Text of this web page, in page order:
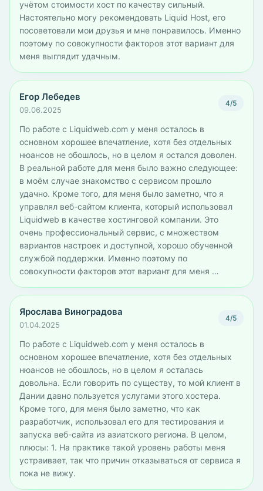
учётом стоимости хост по качеству сильный.
Настоятельно могу рекомендовать Liquid Host, его
посоветовали мои друзья и мне понравилось. Именно
поэтому по совокупности факторов этот вариант для
меня выглядит удачным.
Егор Лебедев
09.06.2025
4/5
По работе с Liquidweb.com у меня осталось в
основном хорошее впечатление, хотя без отдельных
нюансов не обошлось, но в целом я остался доволен.
В реальной работе для меня было важно следующее:
в моём случае знакомство с сервисом прошло
удачно. Кроме того, для меня было заметно, что я
управлял веб-сайтом клиента, который использовал
Liquidweb в качестве хостинговой компании. Это
очень профессиональный сервис, с множеством
вариантов настроек и доступной, хорошо обученной
службой поддержки. Именно поэтому по
совокупности факторов этот вариант для меня …
Ярослава Виноградова
01.04.2025
4/5
По работе с Liquidweb.com у меня осталось в
основном хорошее впечатление, хотя без отдельных
нюансов не обошлось, но в целом я осталась
довольна. Если говорить по существу, то мой клиент в
Дании давно пользуется услугами этого хостера.
Кроме того, для меня было заметно, что как
разработчик, использовал его для тестирования и
запуска веб-сайта из азиатского региона. В целом,
плюсы: 1. На практике такой уровень работы меня
устраивает, так что причин отказываться от сервиса я
пока не вижу.